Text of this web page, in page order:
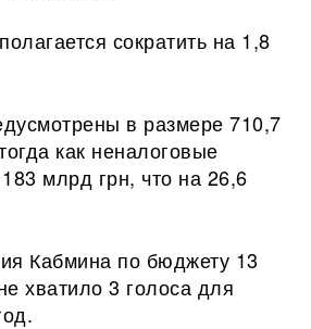
сократить на 1,8
в размере 710,7
как неналоговые
млрд грн, что на 26,6
Кабмина по бюджету 13
хватило 3 голоса для